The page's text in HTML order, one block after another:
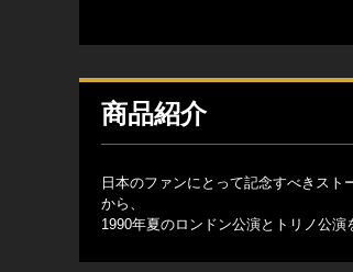
商品紹介
日本のファンにとって記念すべきスト
から、
1990年夏のロンドン公演とトリノ公